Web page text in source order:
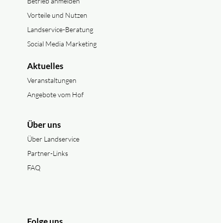
Vorteile und Nutzen
Landservice-Beratung
Social Media Marketing
Aktuelles
Veranstaltungen
Angebote vom Hof
Über uns
Über Landservice
Partner-Links
FAQ